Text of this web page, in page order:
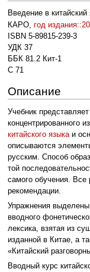
Введение в
КАРО, год
ISBN 5-89815-239-3
УДК 37
ББК 81.2 Кит-1
С 71
Описание
Учебник
концентрированного
китайского языкаи
описываются
русским. Способ
той
самого обучения. Все
рекомендации.
Упражнения
вводного
лексика, взятая из
изданной в Китае, а
«Китайский
Вводный курс